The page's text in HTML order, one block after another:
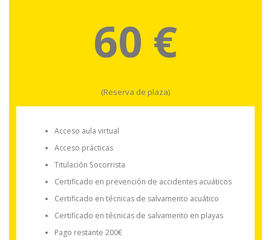
60 €
(Reserva de plaza)
Acceso aula virtual
Acceso prácticas
Titulación Socorrista
Certificado en prevención de accidentes acuáticos
Certificado en técnicas de salvamento acuático
Certificado en técnicas de salvamento en playas
Pago restante 200€